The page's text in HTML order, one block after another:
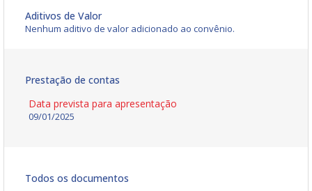
Aditivos de Valor
Nenhum aditivo de valor adicionado ao convênio.
Prestação de contas
Data prevista para apresentação
09/01/2025
Todos os documentos